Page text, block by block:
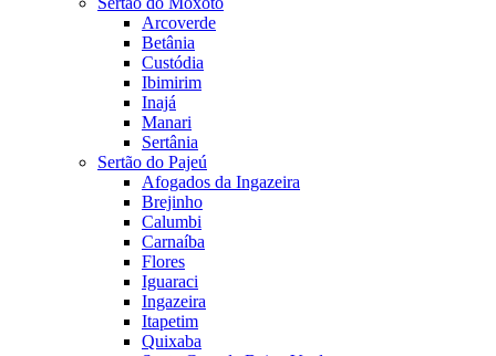
Arcoverde
Betânia
Custódia
Ibimirim
Inajá
Manari
Sertânia
Sertão do Pajeú
Afogados da Ingazeira
Brejinho
Calumbi
Carnaíba
Flores
Iguaraci
Ingazeira
Itapetim
Quixaba